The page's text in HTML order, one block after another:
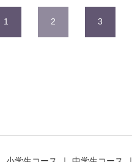
1 2 3